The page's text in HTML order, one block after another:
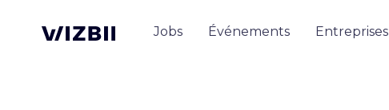
Jobs Événements Entreprises